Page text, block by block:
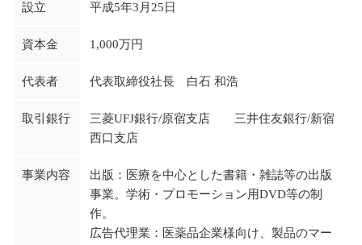
設立 平成5年3月25日
資本金 1,000万円
代表者 代表取締役社長 白石 和浩
取引銀行
三菱UFJ銀行/原宿支店 三井住友銀行/新宿
西口支店
事業内容
出版：医療を中心とした書籍・雑誌等の出版
事業。学術・プロモーション用DVD等の制
作。
広告代理業：医薬品企業様向け、製品のマー